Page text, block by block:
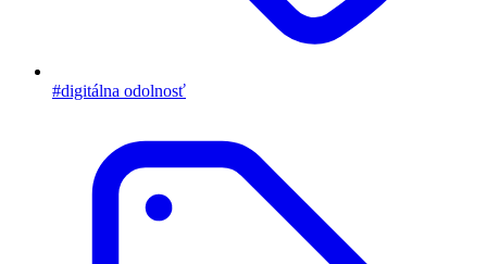
#digitálna odolnosť